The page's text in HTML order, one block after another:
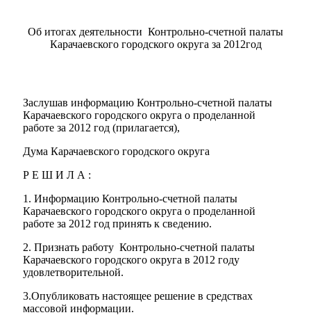
Об итогах деятельности Контрольно-счетной палаты
Карачаевского городского округа за 2012год
Заслушав информацию Контрольно-счетной палаты
Карачаевского городского округа о проделанной
работе за 2012 год (прилагается),
Дума Карачаевского городского округа
Р Е Ш И Л А :
1. Информацию Контрольно-счетной палаты
Карачаевского городского округа о проделанной
работе за 2012 год принять к сведению.
2. Признать работу Контрольно-счетной палаты
Карачаевского городского округа в 2012 году
удовлетворительной.
3.Опубликовать настоящее решение в средствах
массовой информации.